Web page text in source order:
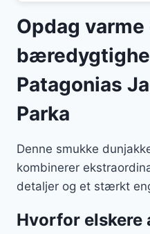
Opdag varme
Patagonias
Parka
Denne smukke
kombinerer
detaljer og et stærkt
Hvorfor